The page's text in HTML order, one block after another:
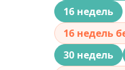
16 недель
16 недель
30 недель